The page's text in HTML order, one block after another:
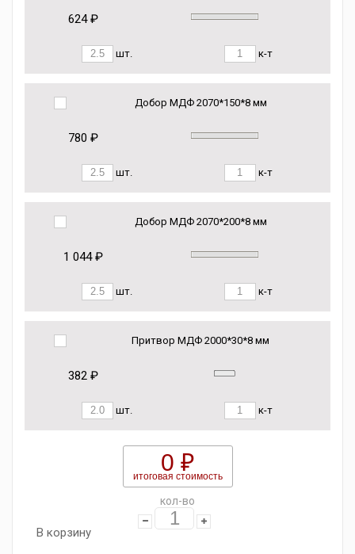
624 ₽
шт. к-т
Добор МДФ 2070*150*8 мм
780 ₽
шт. к-т
Добор МДФ 2070*200*8 мм
1 044 ₽
шт. к-т
Притвор МДФ 2000*30*8 мм
382 ₽
шт. к-т
0 ₽
итоговая стоимость
кол-во
В корзину